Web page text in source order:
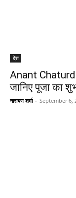
देश
Anant
जानिए पूजा का
नारायण शर्मा - September 6,